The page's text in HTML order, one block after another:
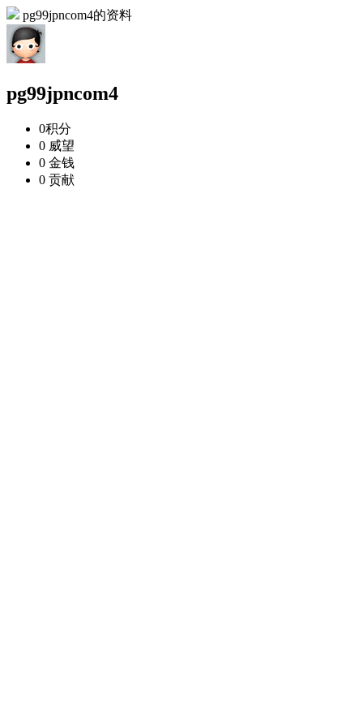
pg99jpncom4的资料
pg99jpncom4
0积分
0 威望
0 金钱
0 贡献